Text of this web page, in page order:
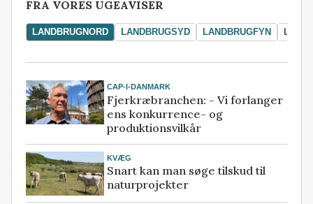
FRA VORES UGEAVISER
LANDBRUGNORD LANDBRUGSYD LANDBRUGFYN
CAP-I-DANMARK
Fjerkræbranchen: - Vi forlanger
ens konkurrence- og
produktionsvilkår
KVÆG
Snart kan man søge tilskud til
naturprojekter